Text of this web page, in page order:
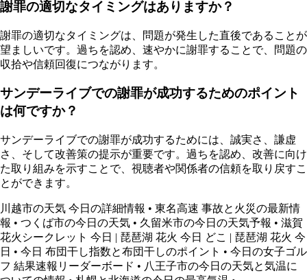
謝罪の適切なタイミングはありますか？
謝罪の適切なタイミングは、問題が発生した直後であることが
望ましいです。過ちを認め、速やかに謝罪することで、問題の
収拾や信頼回復につながります。
サンデーライブでの謝罪が成功するためのポイント
は何ですか？
サンデーライブでの謝罪が成功するためには、誠実さ、謙虚
さ、そして改善策の提示が重要です。過ちを認め、改善に向け
た取り組みを示すことで、視聴者や関係者の信頼を取り戻すこ
とができます。
川越市の天気 今日の詳細情報 • 東名高速 事故と火災の最新情
報 • つくば市の今日の天気 • 久留米市の今日の天気予報 • 滋賀
花火シークレット 今日 | 琵琶湖 花火 今日 どこ | 琵琶湖 花火 今
日 • 今日 布団干し指数と布団干しのポイント • 今日の女子ゴル
フ 結果速報リーダーボード • 八王子市の今日の天気と気温に